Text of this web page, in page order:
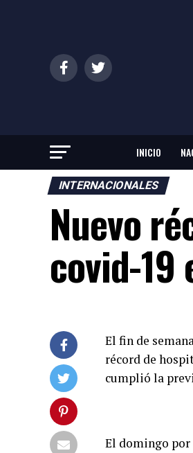
INICIO
INTERNACIONALES
Nuevo
covid-19
El fin de
récord de
cumplió la
El domingo por